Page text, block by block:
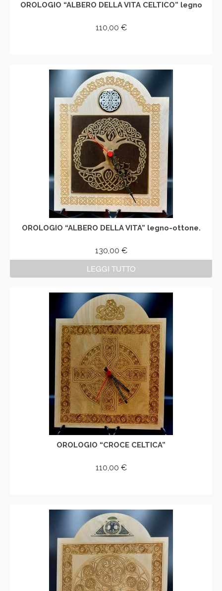
OROLOGIO “ALBERO DELLA VITA CELTICO” legno
110,00 €
OROLOGIO “ALBERO DELLA VITA” legno-ottone.
130,00 €
LEGGI TUTTO
OROLOGIO “CROCE CELTICA”
110,00 €